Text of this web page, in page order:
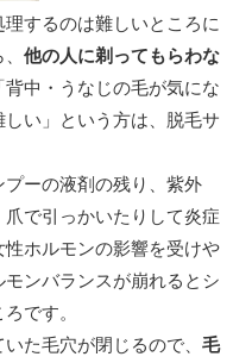
するのは難しいところに
他の人に剃ってもらわな
中・うなじの毛が気にな
い」という方は、脱毛サ
ーの液剤の残り、紫外
で引っかいたりして炎症
ホルモンの影響を受けや
ンバランスが崩れるとシ
です。
た毛穴が閉じるので、 毛